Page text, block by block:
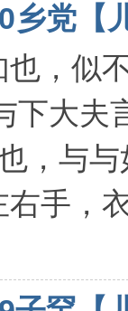
乡党【
，似
下大夫
，与
手，